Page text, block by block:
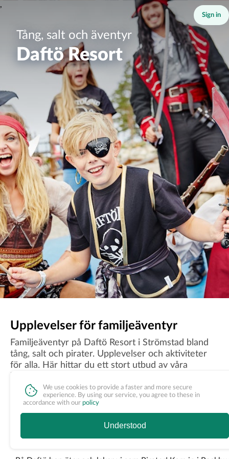
Sign in
Tång, salt och äventyr
Daftö Resort
Upplevelser för familjeäventyr
Familjeäventyr på Daftö Resort i Strömstad bland
tång, salt och pirater. Upplevelser och aktiviteter
för alla. Här hittar du ett stort utbud av våra
cyklar och våra kända showmiddagar.
Boka bord och frukost
We use cookies to provide a faster and more secure
experience. By using our service, you agree to these in
accordance with our policy
Understood
,